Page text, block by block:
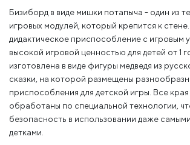
Бизиборд в виде мишки потапыча - один из
игровых модулей, который крепится к
дидактическое приспособление с игровым
высокой игровой ценностью для детей от 1
изготовлена в виде фигуры медведя из
сказки, на которой размещены
приспособления для детской игры. Все края
обработаны по специальной технологии,
безопасность в использовании даже
детками.